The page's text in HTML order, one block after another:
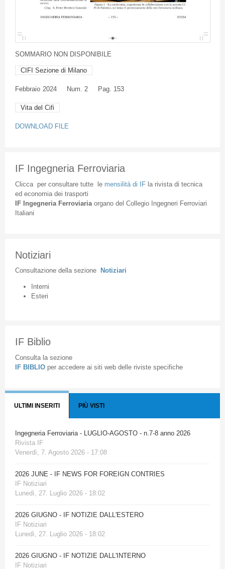
SOMMARIO NON DISPONIBILE
CIFI Sezione di Milano
Febbraio 2024 Num. 2 Pag. 153
Vita del Cifi
DOWNLOAD FILE
IF Ingegneria Ferroviaria
Cliccaper consultare tuttele mensilità di IFla rivista di tecnica
ed economia dei trasporti
IF Ingegneria Ferroviaria organodel Collegio Ingegneri Ferroviari
Italiani
Notiziari
Consultazione della sezione Notiziari
Interni
Esteri
IF Biblio
Consulta la sezione
IF BIBLIO per accedere ai siti web delle riviste specifiche
ULTIMI INSERITI PIÙ VISTI
Ingegneria Ferroviaria - LUGLIO-AGOSTO - n.7-8 anno 2026
Rivista IF
Venerdì, 7. Agosto 2026 - 17:08
2026 JUNE - IF NEWS FOR FOREIGN CONTRIES
IF Notiziari
Lunedì, 27. Luglio 2026 - 18:02
2026 GIUGNO - IF NOTIZIE DALL'ESTERO
IF Notiziari
Lunedì, 27. Luglio 2026 - 18:02
2026 GIUGNO - IF NOTIZIE DALL'INTERNO
IF Notiziari